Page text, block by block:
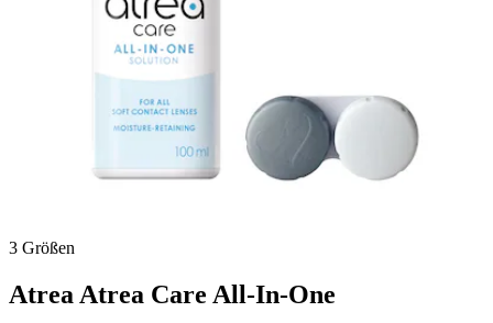
3 Größen
Atrea Atrea Care All-In-One